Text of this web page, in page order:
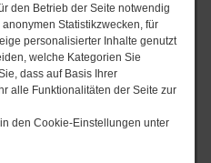
den Betrieb der Seite notwendig
Statistikzwecken, für
personalisierter Inhalte genutzt
welche Kategorien Sie
dass auf Basis Ihrer
alle Funktionalitäten der Seite zur
den Cookie-Einstellungen unter
auf dem Laufenden? + + +